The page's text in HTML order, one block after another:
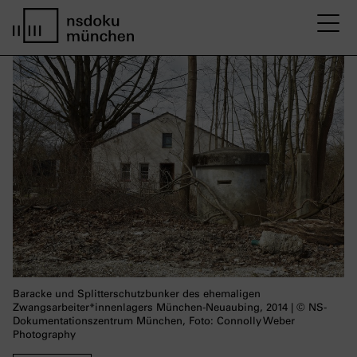
Baracke und Splitterschutzbunker des ehemaligen
Zwangsarbeiter*innenlagers München-Neuaubing, 2014 | © NS-
Dokumentationszentrum München, Foto: Connolly Weber
Photography